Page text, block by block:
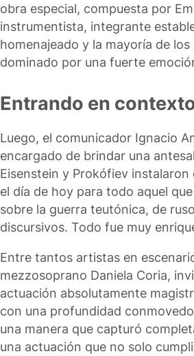
obra especial, compuesta por
instrumentista, integrante
homenajeado y la mayoría de
dominado por una fuerte
Entrando en
Luego, el comunicador Ignacio
encargado de brindar una
Eisenstein y Prokófiev
el día de hoy para todo aquel
sobre la guerra teutónica, de
discursivos. Todo fue muy
Entre tantos artistas en
mezzosoprano Daniela Coria,
actuación absolutamente
con una profundidad
una manera que capturó
una actuación que no solo